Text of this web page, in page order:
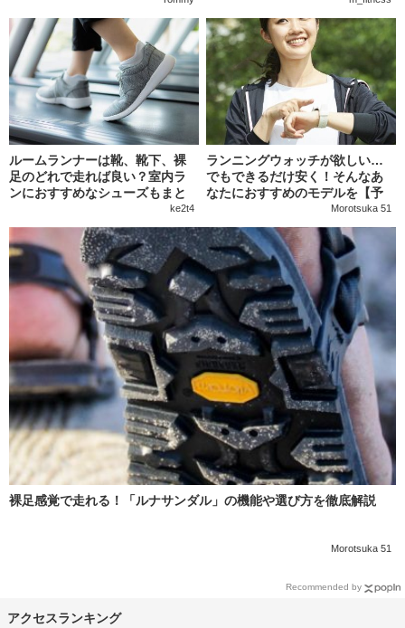
ルームランナーは靴、靴下、裸
足のどれで走れば良い？室内ラ
ンにおすすめなシューズもまと
ke2t4
ランニングウォッチが欲しい…
でもできるだけ安く！そんなあ
なたにおすすめのモデルを【予
Morotsuka 51
裸足感覚で走れる！「ルナサンダル」の機能や選び方を徹底解説
Morotsuka 51
Recommended by
アクセスランキング